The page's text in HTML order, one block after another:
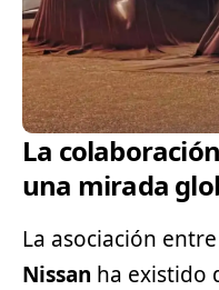
La
una mirada
La asociación
Nissan ha existido